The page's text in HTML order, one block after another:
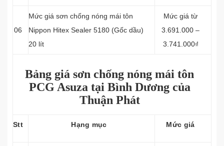
06
Mức giá sơn chống nóng mái tôn
Nippon Hitex Sealer 5180 (Gốc dầu)
20 lít
Mức giá từ
3.691.000 –
3.741.000₫
Bảng giá sơn chống nóng mái tôn
PCG Asuza tại Bình Dương của
Thuận Phát
Stt Hạng mục Mức giá